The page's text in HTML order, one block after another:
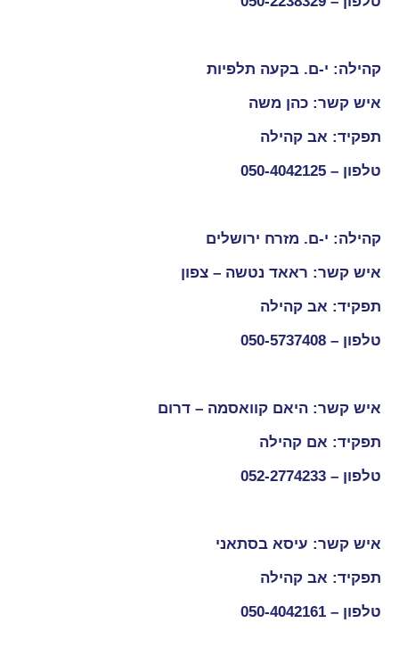
קהילה: י-ם. בקעה תלפיות
איש קשר: כהן משה
תפקיד: אב קהילה
טלפון – 050-4042125
קהילה: י-ם. מזרח ירושלים
איש קשר: ראאד נטשה – צפון
תפקיד: אב קהילה
טלפון – 050-5737408
איש קשר: היאם קוואסמה – דרום
תפקיד: אם קהילה
טלפון – 052-2774233
איש קשר: עיסא בסתאני
תפקיד: אב קהילה
טלפון – 050-4042161